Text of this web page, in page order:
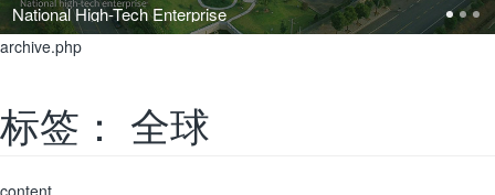
Pursue the perfection of life and inherit Chinese filial piety!
archive.php
标签： 全球
content